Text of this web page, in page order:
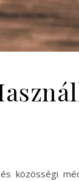
közösségi